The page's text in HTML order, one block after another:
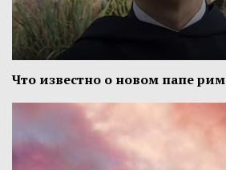
Что известно о новом папе